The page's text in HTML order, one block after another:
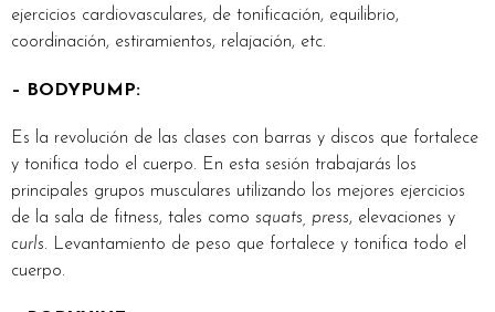
ejercicios cardiovasculares, de tonificación, equilibrio,
coordinación, estiramientos, relajación, etc.
– BODYPUMP:
Es la revolución de las clases con barras y discos que fortalece
y tonifica todo el cuerpo. En esta sesión trabajarás los
principales grupos musculares utilizando los mejores ejercicios
de la sala de fitness, tales como squats, press, elevaciones y
curls. Levantamiento de peso que fortalece y tonifica todo el
cuerpo.